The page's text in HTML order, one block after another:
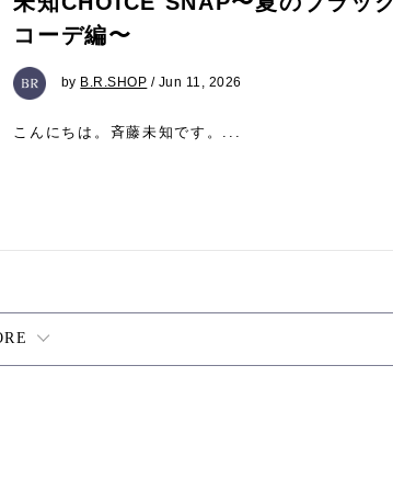
コーデ編〜
by B.R.SHOP / Jun 11, 2026
こんにちは。斉藤未知です。...